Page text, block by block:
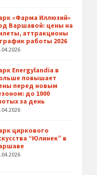
«Фарма Иллюзий»
Варшавой: цены на
аттракционы
работы 2026
Energylandia в
повышает
перед новым
до 1000
за день
циркового
“Юлинек” в